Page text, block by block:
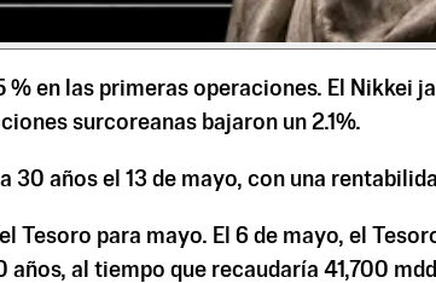
en las primeras operaciones. El Nikkei
surcoreanas bajaron un 2.1%.
años el 13 de mayo, con una
Tesoro para mayo. El 6 de mayo, el
al tiempo que recaudaría 41,700